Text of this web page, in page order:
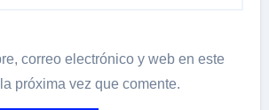
correo electrónico y web en este
próxima vez que comente.